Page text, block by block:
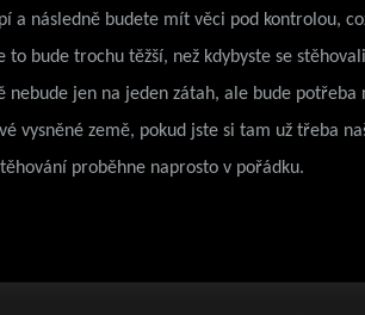
následně budete mít věci pod kontrolou,
bude trochu těžší, než kdybyste se
jen na jeden zátah, ale bude
vysněné země, pokud jste si tam už třeba
proběhne naprosto v pořádku.